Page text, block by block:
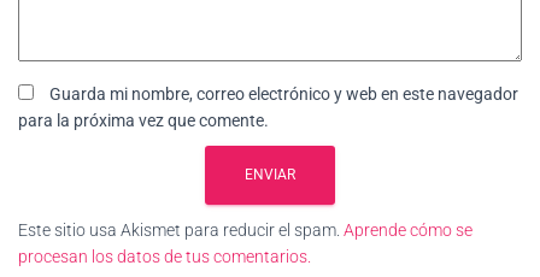
Guarda mi nombre, correo electrónico y web en este navegador
para la próxima vez que comente.
Este sitio usa Akismet para reducir el spam. Aprende cómo se
procesan los datos de tus comentarios.